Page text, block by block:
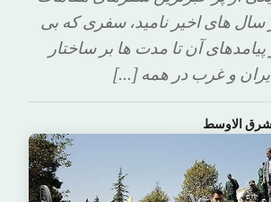
سال های اخیر نامید، سفری که بی
آن تا مدت ها بر ساختار
و غرب در همه […]
الاوسط